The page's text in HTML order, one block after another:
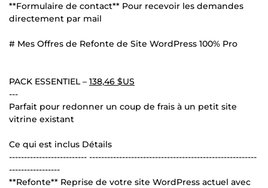
**Formulaire de contact** Pour recevoir les demandes
directement par mail
# Mes Offres de Refonte de Site WordPress 100% Pro
PACK ESSENTIEL – 138,46 $US
---
Parfait pour redonner un coup de frais à un petit site
vitrine existant
Ce qui est inclus Détails
-------------------------- --------------------------------------------------------
-----------------
**Refonte** Reprise de votre site WordPress actuel avec